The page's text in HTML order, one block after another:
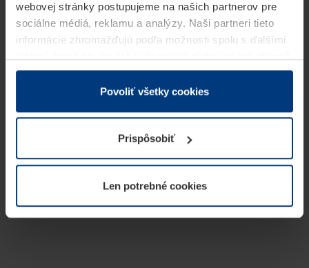
webovej stránky postupujeme na našich partnerov pre
sociálne médiá, reklamu a analýzy. Naši partneri tieto
informácie zhromažďujú podľa možnosti spolu s ďalšími
v rámci Vášho využívania služieb.
Z právneho hľadiska môžeme cookies ukladať na Vašom
prevádzku tejto stránky. Pre všetky ostatné typy cookie
potrebujeme Vaše povolenie. Vaše povolenie môžete
kedykoľvek zmeniť alebo odvolať vo vysvetlení cookie
našej webovej stránky.
Povoliť všetky cookies
Prispôsobiť
Len potrebné cookies